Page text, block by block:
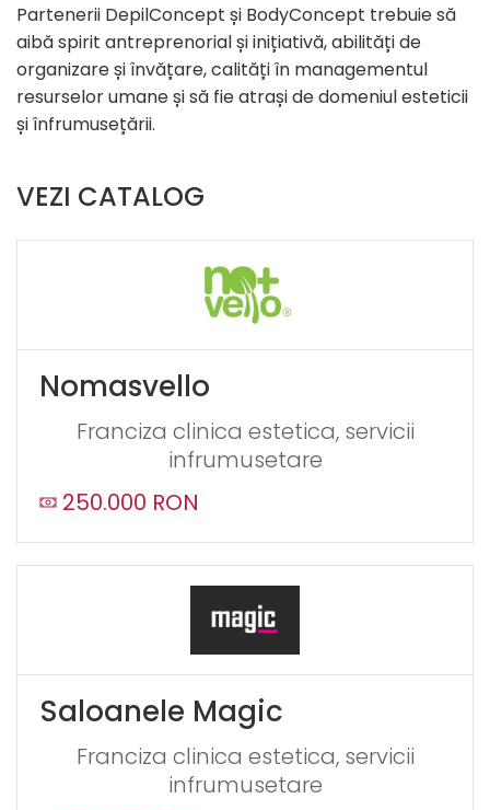
Partenerii DepilConcept și BodyConcept trebuie să
aibă spirit antreprenorial și inițiativă, abilități de
organizare și învățare, calități în managementul
resurselor umane și să fie atrași de domeniul esteticii
și înfrumusețării.
VEZI CATALOG
Nomasvello
Franciza clinica estetica, servicii
infrumusetare
250.000 RON
Saloanele Magic
Franciza clinica estetica, servicii
infrumusetare